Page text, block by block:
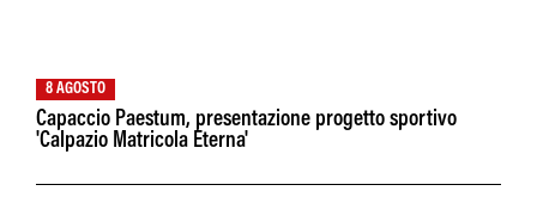
8 AGOSTO
Capaccio Paestum, presentazione progetto sportivo
'Calpazio Matricola Eterna'